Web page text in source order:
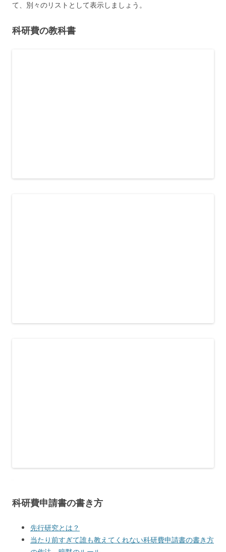
て、別々のリストとして表示しましょう。
科研費の教科書
科研費申請書の書き方
先行研究とは？
当たり前すぎて誰も教えてくれない科研費申請書の書き方